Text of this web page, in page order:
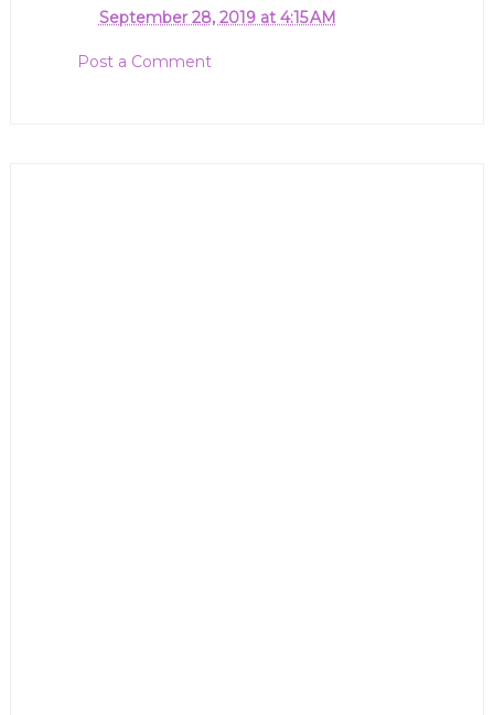
September 28, 2019 at 4:15 AM
Post a Comment